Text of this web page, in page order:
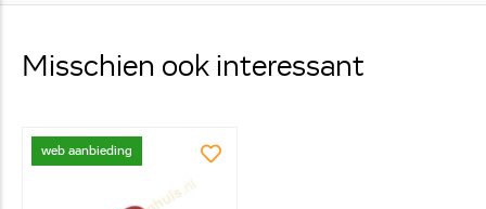
Misschien ook interessant
web aanbieding